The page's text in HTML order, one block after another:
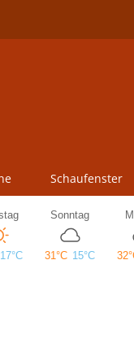
Schaufenster